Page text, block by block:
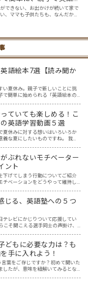
しめる「youtube動画」
できない、お出かけが続いて家で
、ママも子供たちも、なんだか疲
動画」を紹介します…
語絵本7選【読み聞か
い夏休み。親子で新しいことに挑
で簡単に始められる「英語絵本の
ていても楽しめる！こ
英語学習動画５選
夏休みに対する想いはいろいろか
な夏にしたいものですね。 我が
ぶれないモチベーター
ント
下げてしまう行動についてご紹介
チベーションをどうやって維持し
じる、英語塾への５つ
テレビにかじりついて応援してい
こそ聞こえる選手同士の声掛け、
どもに必要な力は？も
手に入れよう！
言葉をご存じですか？初めて聞いた
したが、意味を紐解いてみるとな